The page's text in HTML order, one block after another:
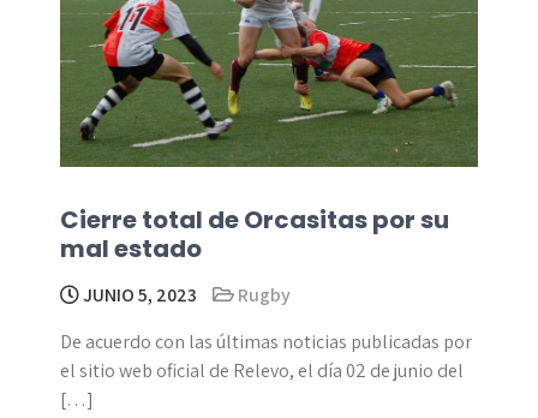
Cierre total de Orcasitas por su
mal estado
JUNIO 5, 2023
Rugby
De acuerdo con las últimas noticias publicadas por
el sitio web oficial de Relevo, el día 02 de junio del
[…]